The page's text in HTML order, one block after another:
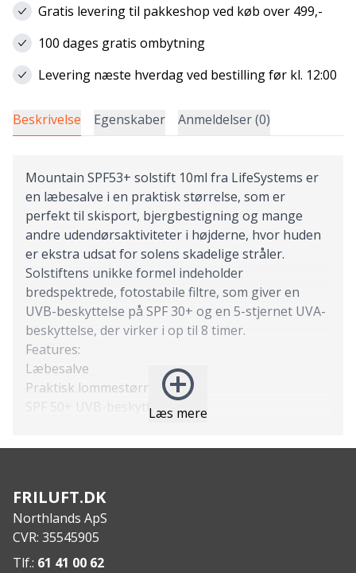
Gratis levering til pakkeshop ved køb over 499,-
100 dages gratis ombytning
Levering næste hverdag ved bestilling før kl. 12:00
Beskrivelse Egenskaber Anmeldelser (0)
Læs mere
Mountain SPF53+ solstift 10ml fra LifeSystems er
en læbesalve i en praktisk størrelse, som er
perfekt til skisport, bjergbestigning og mange
andre udendørsaktiviteter i højderne, hvor huden
er ekstra udsat for solens skadelige stråler.
Solstiftens unikke formel indeholder
bredspektrede, fotostabile filtre, som giver en
UVB-beskyttelse på SPF 30+ og en 5-stjernet UVA-
beskyttelse, der virker i op til 8 timer.
Features:
Læbesalve
Praktisk lommestørrelse
SPF 50+ UVB-beskyttelse
Bredspektrede, fotostabile filtre
Parabenfri
Specs:
Vægt: 16 g
Indhold: 10 ml
FRILUFT.DK
Northlands ApS
CVR: 35545905
Tlf.: 61 41 00 62